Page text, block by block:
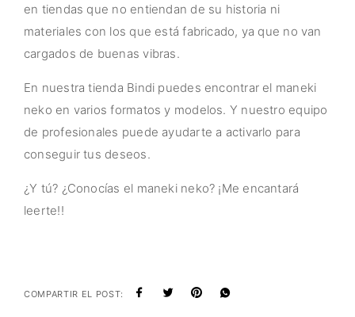
en tiendas que no entiendan de su historia ni
materiales con los que está fabricado, ya que no van
cargados de buenas vibras.
En nuestra tienda Bindi puedes encontrar el maneki
neko en varios formatos y modelos. Y nuestro equipo
de profesionales puede ayudarte a activarlo para
conseguir tus deseos.
¿Y tú? ¿Conocías el maneki neko? ¡Me encantará
leerte!!
COMPARTIR EL POST: